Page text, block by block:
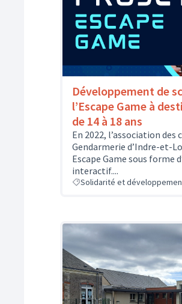
Développement de
l’Escape Game à
de 14 à 18 ans
En 2022, l’association des
Gendarmerie d’Indre-et-
Escape Game sous forme
interactif....
Solidarité et